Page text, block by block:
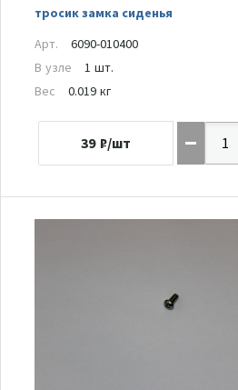
тросик замка сиденья
Арт.
6090-010400
В узле
1 шт.
Вес
0.019 кг
39 ₽/шт